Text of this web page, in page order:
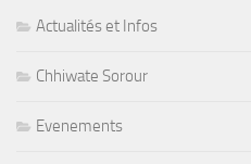
Actualités et Infos
Chhiwate Sorour
Evenements